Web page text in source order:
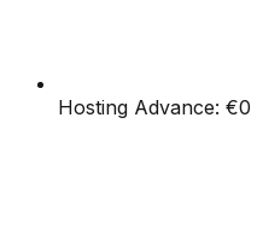
Hosting Advance: €0